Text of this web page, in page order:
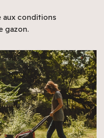
aux conditions
gazon.